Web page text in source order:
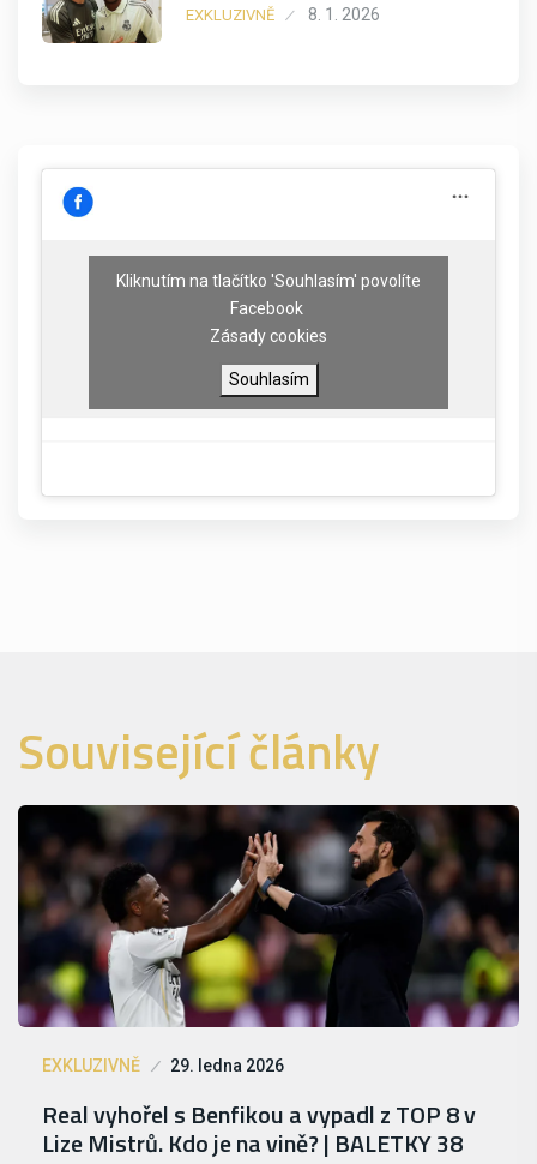
EXKLUZIVNĚ 8. 1. 2026
Kliknutím na tlačítko 'Souhlasím' povolíte
Facebook
Zásady cookies
Souhlasím
Související články
EXKLUZIVNĚ 29. ledna 2026
Real vyhořel s Benfikou a vypadl z TOP 8 v
Lize Mistrů. Kdo je na vině? | BALETKY 38